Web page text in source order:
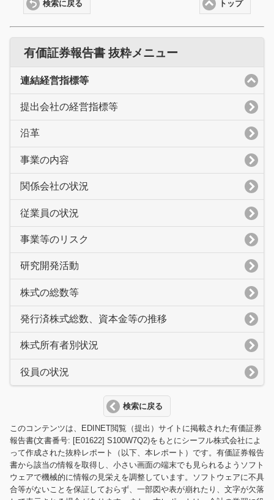
トップ
検索に戻る
有価証券報告書 抜粋メニュー
連結経営指標等
提出会社の経営指標等
沿革
事業の内容
関係会社の状況
従業員の状況
事業等のリスク
研究開発活動
株式の総数等
発行済株式総数、資本金等の推移
株式所有者別状況
役員の状況
検索に戻る
このコンテンツは、EDINET閲覧（提出）サイトに掲載された有価証券
報告書(文書番号: [E01622] S100W7Q2)をもとにシーフル株式会社によ
って作成された抜粋レポート（以下、本レポート）です。有価証券報告
書から該当の情報を取得し、小さい画面の端末でも見られるようソフト
ウェアで機械的に情報の見栄えを調整しています。ソフトウェアに不具
合等がないことを保証しておらず、一部図や表が崩れたり、文字が欠落